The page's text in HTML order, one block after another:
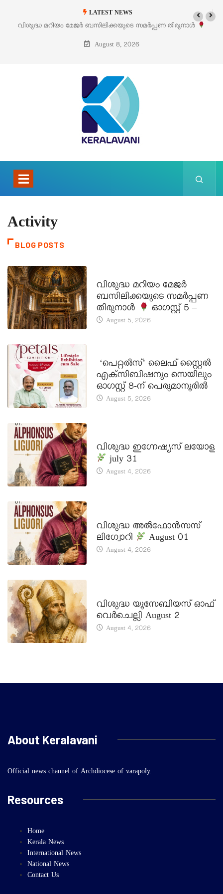
LATEST NEWS
വിശുദ്ധ മറിയം മേജർ ബസിലിക്കയുടെ സമർപ്പണ തിരുനാൾ
ഓഗസ്റ്റ് 5 –
August 8, 2026
Activity
BLOG POSTS
വിശുദ്ധ മറിയം മേജർ
ബസിലിക്കയുടെ സമർപ്പണ
തിരുനാൾ
ഓഗസ്റ്റ് 5 –
August 5, 2026
‘പെറ്റൽസ്’ ലൈഫ് സ്റ്റൈൽ
എക്സിബിഷനും സെയിലും
ഓഗസ്റ്റ് 8-ന് പെരുമാനൂരിൽ
August 5, 2026
വിശുദ്ധ ഇഗ്നേഷ്യസ് ലയോള
july 31
August 4, 2026
വിശുദ്ധ അൽഫോൻസസ്
ലിഗ്വോറി
August 01
August 4, 2026
വിശുദ്ധ യൂസേബിയസ് ഓഫ്
വെർചെല്ലി August 2
August 4, 2026
About Keralavani
Official news channel of Archdiocese of varapoly.
Resources
Home
Kerala News
International News
National News
Contact Us